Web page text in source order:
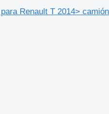
Renault T 2014> camión